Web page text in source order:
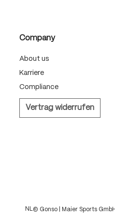
Company
About us
Karriere
Compliance
Vertrag widerrufen
NL © Gonso | Maier Sports